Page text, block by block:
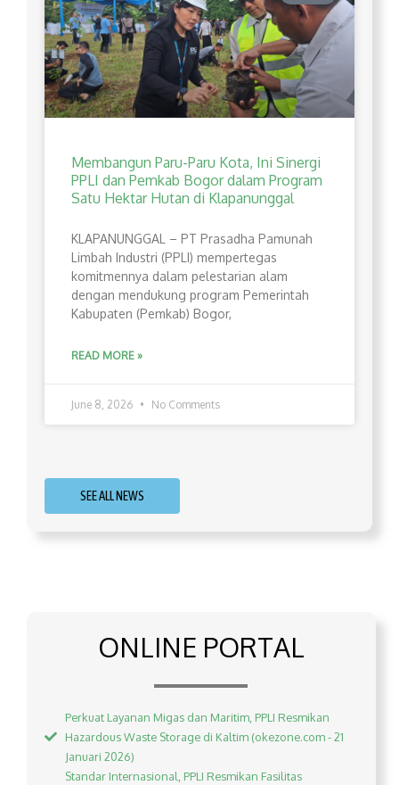
Membangun Paru-Paru Kota, Ini Sinergi
PPLI dan Pemkab Bogor dalam Program
Satu Hektar Hutan di Klapanunggal
​KLAPANUNGGAL – PT Prasadha Pamunah
Limbah Industri (PPLI) mempertegas
komitmennya dalam pelestarian alam
dengan mendukung program Pemerintah
Kabupaten (Pemkab) Bogor,
READ MORE »
June 8, 2026 No Comments
SEE ALL NEWS
ONLINE PORTAL
Perkuat Layanan Migas dan Maritim, PPLI Resmikan
Hazardous Waste Storage di Kaltim (okezone.com - 21
Januari 2026)
Standar Internasional, PPLI Resmikan Fasilitas